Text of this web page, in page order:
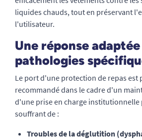
liquides chauds, tout en préservant
l'utilisateur.
Une réponse adaptée
pathologies
Le port d'une protection de repas
recommandé dans le cadre d'un
d'une prise en charge institutionnelle
souffrant de :
Troubles de la déglutition